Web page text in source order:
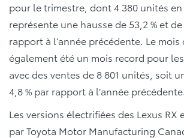
pour le trimestre, dont 4 380 unités
représente une hausse de 53,2 % et de
rapport à l’année précédente. Le mois
également été un mois record pour les
avec des ventes de 8 801 unités, soit
4,8 % par rapport à l’année précédente.
Les versions électrifiées des Lexus RX
par Toyota Motor Manufacturing